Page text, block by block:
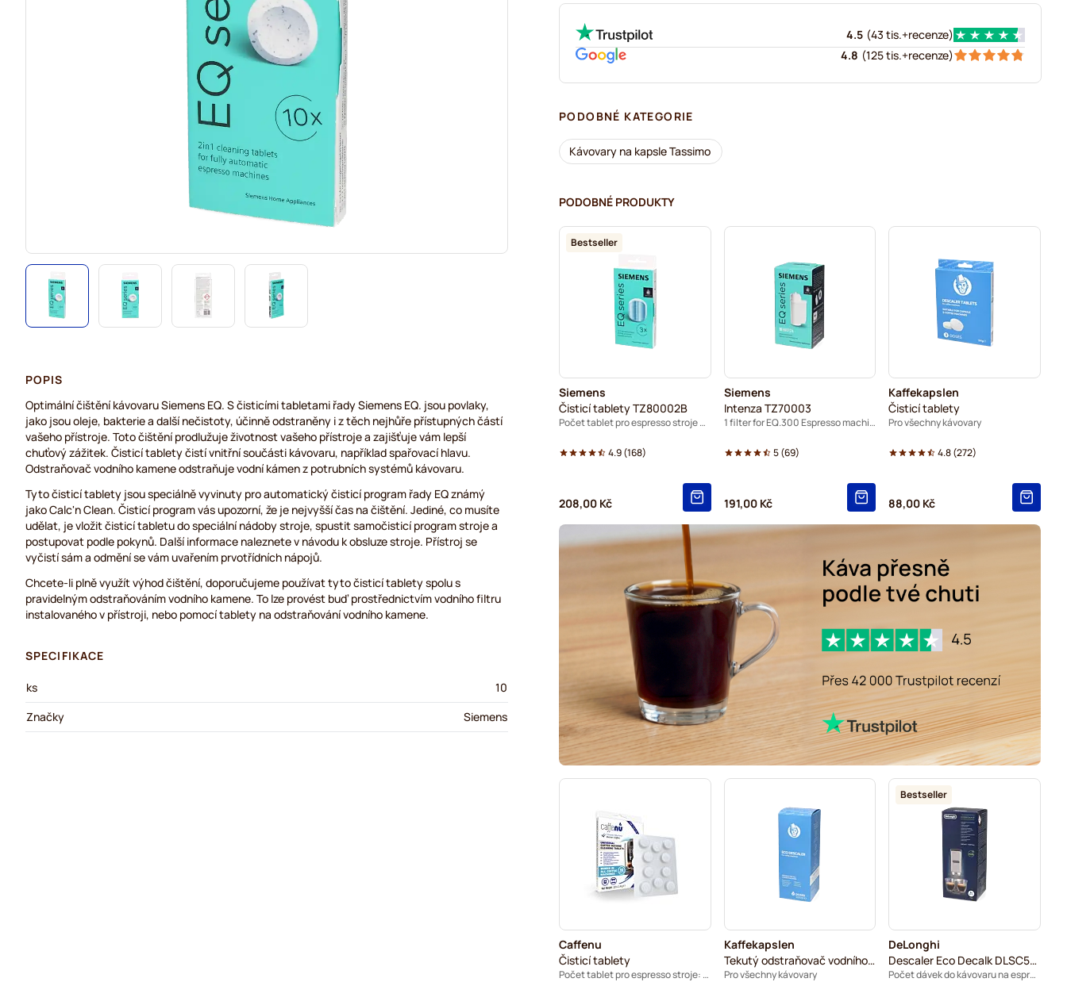
4.5 (43 tis.+recenze)
4.8 (125 tis.+recenze)
PODOBNÉ KATEGORIE
Kávovary na kapsle Tassimo
PODOBNÉ PRODUKTY
Bestseller
Siemens
Čisticí tablety TZ80002B
Počet tablet pro espresso stroje EQ.series: 3
4.9(168)
208,00 Kč
Siemens
Intenza TZ70003
1 filter for EQ.300 Espresso machines
5(69)
191,00 Kč
Kaffekapslen
Čisticí tablety
Pro všechny kávovary
4.8(272)
88,00 Kč
Caffenu
Čisticí tablety
Počet tablet pro espresso stroje: 10
Kaffekapslen
Tekutý odstraňovač vodního kamene
Pro všechny kávovary
Bestseller
DeLonghi
Descaler Eco Decalk DLSC500
Počet dávek do kávovaru na espresso: 5
POPIS
Optimální čištění kávovaru Siemens EQ. S čisticími tabletami řady Siemens EQ. jsou povlaky,
jako jsou oleje, bakterie a další nečistoty, účinně odstraněny i z těch nejhůře přístupných částí
vašeho přístroje. Toto čištění prodlužuje životnost vašeho přístroje a zajišťuje vám lepší
chuťový zážitek. Čisticí tablety čistí vnitřní součásti kávovaru, například spařovací hlavu.
Odstraňovač vodního kamene odstraňuje vodní kámen z potrubních systémů kávovaru.
Tyto čisticí tablety jsou speciálně vyvinuty pro automatický čisticí program řady EQ známý
jako Calc'n Clean. Čisticí program vás upozorní, že je nejvyšší čas na čištění. Jediné, co musíte
udělat, je vložit čisticí tabletu do speciální nádoby stroje, spustit samočisticí program stroje a
postupovat podle pokynů. Další informace naleznete v návodu k obsluze stroje. Přístroj se
vyčistí sám a odmění se vám uvařením prvotřídních nápojů.
Chcete-li plně využít výhod čištění, doporučujeme používat tyto čisticí tablety spolu s
pravidelným odstraňováním vodního kamene. To lze provést buď prostřednictvím vodního filtru
instalovaného v přístroji, nebo pomocí tablety na odstraňování vodního kamene.
SPECIFIKACE
ks
10
Značky
Siemens